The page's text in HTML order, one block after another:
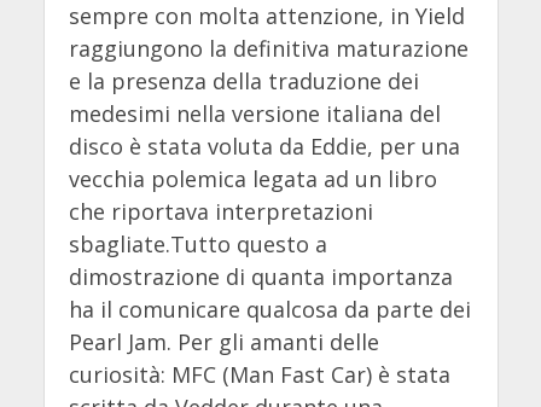
sempre con molta attenzione, in Yield
raggiungono la definitiva maturazione
e la presenza della traduzione dei
medesimi nella versione italiana del
disco è stata voluta da Eddie, per una
vecchia polemica legata ad un libro
che riportava interpretazioni
sbagliate.Tutto questo a
dimostrazione di quanta importanza
ha il comunicare qualcosa da parte dei
Pearl Jam. Per gli amanti delle
curiosità: MFC (Man Fast Car) è stata